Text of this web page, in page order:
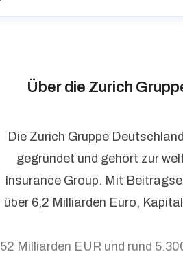
Über die Zurich
Die Zurich Gruppe
gegründet und gehört zur
Insurance Group. Mit
über 6,2 Milliarden Euro,
52 Milliarden EUR und rund